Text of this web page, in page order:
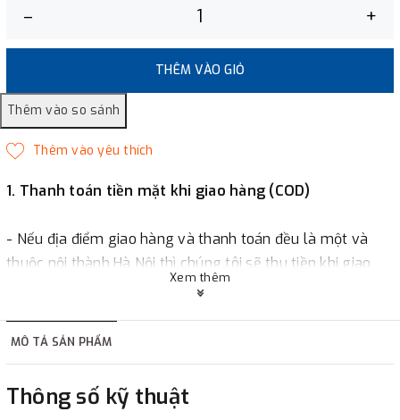
– +
THÊM VÀO GIỎ
1. Thanh toán tiền mặt khi giao hàng (COD)
- Nếu địa điểm giao hàng và thanh toán đều là một và
thuộc nội thành Hà Nội thì chúng tôi sẽ thu tiền khi giao
hàng hoặc khách hàng đặt tiền trước một phần giá trị đơn
2. Thanh toán trực tiếp tại :
- Showroom Thanh Hương
Xem thêm
MÔ TẢ SẢN PHẨM
Thông số kỹ thuật